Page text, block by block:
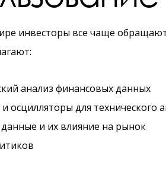
инвесторы все чаще
анализ финансовых данных
осцилляторы для технического
и их влияние на рынок